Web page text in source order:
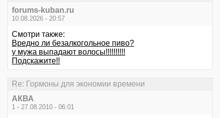
forums-kuban.ru
10.08.2026 - 20:57
Смотри также:
Вредно ли безалкогольное пиво?
у мужа выпадают волосы!!!!!!!!!!
Подскажите!!
Re: Гормоны для экономии времени
АКВА
1 - 27.08.2010 - 06:01